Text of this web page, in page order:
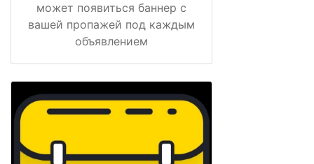
может появиться баннер с
вашей пропажей под каждым
объявлением